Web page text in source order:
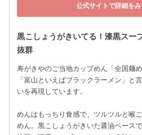
公式サイトで詳細を
黒こしょうがきいてる！漆黒スー
抜群
寿がきやのご当地カップめん「全国麺め
「富山といえばブラックラーメン」と
いを再現しています。
めんはもっちり食感で、ツルツルと喉
めん。黒こしょうがきいた醤油ベース